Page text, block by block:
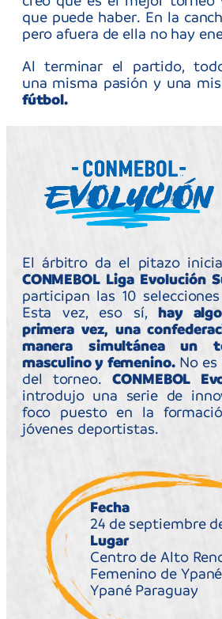
Uno de ellos es el Tercer
psicólogos, entrenadores y
apoyar a los y las jóvenes a
emociones,
terminaban los partidos.
paradigma educativo
juvenil. Todo, considerando los
CONMEBOL Evolución:
Educa, Construye.